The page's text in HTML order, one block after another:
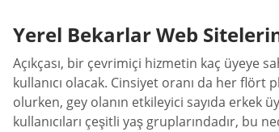
Yerel Bekarlar Web
Açıkçası, bir çevrimiçi hizmetin kaç üyeye
kullanıcı olacak. Cinsiyet oranı da her
olurken, gey olanın etkileyici sayıda erkek
kullanıcıları çeşitli yaş gruplarındadır, bu